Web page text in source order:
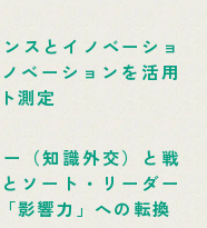
スとイノベーショ
ベーションを活用
測定
（知識外交）と戦
ソート・リーダー
影響力」への転換